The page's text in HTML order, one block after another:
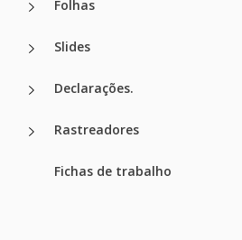
Folhas
Slides
Declarações.
Rastreadores
Fichas de trabalho